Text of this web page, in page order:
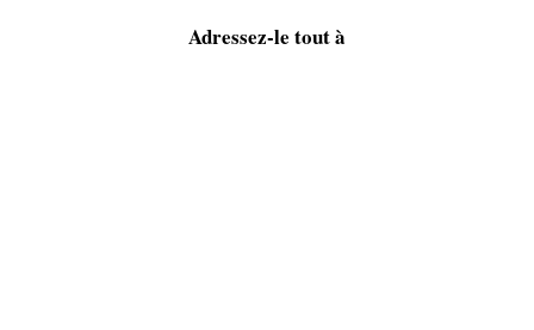
Adressez-le tout à